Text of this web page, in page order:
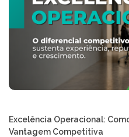
Excelência Operacional:
Vantagem Competitiva